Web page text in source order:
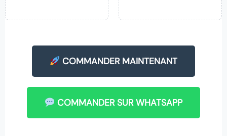
COMMANDER MAINTENANT
COMMANDER SUR WHATSAPP